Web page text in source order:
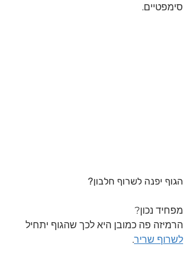
סימפטיים.
הגוף יפנה לשרוף חלבון?
מפחיד נכון?
הרמיזה פה כמובן היא לכך שהגוף יתחיל
לשרוף שריר.